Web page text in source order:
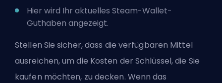
Hier wird Ihr aktuelles Steam-Wallet-
Guthaben angezeigt.
Stellen Sie sicher, dass die verfügbaren Mittel
ausreichen, um die Kosten der Schlüssel, die Sie
kaufen möchten, zu decken. Wenn das